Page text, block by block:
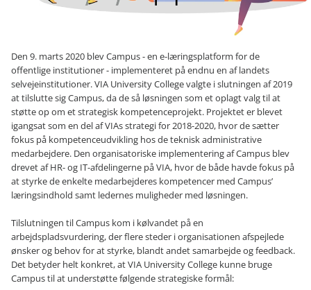
Den 9. marts 2020 blev Campus - en e-læringsplatform for de
offentlige institutioner - implementeret på endnu en af landets
selvejeinstitutioner. VIA University College valgte i slutningen af 2019
at tilslutte sig Campus, da de så løsningen som et oplagt valg til at
støtte op om et strategisk kompetenceprojekt. Projektet er blevet
igangsat som en del af VIAs strategi for 2018-2020, hvor de sætter
fokus på kompetenceudvikling hos de teknisk administrative
medarbejdere. Den organisatoriske implementering af Campus blev
drevet af HR- og IT-afdelingerne på VIA, hvor de både havde fokus på
at styrke de enkelte medarbejderes kompetencer med Campus’
læringsindhold samt ledernes muligheder med løsningen.
Tilslutningen til Campus kom i kølvandet på en
arbejdspladsvurdering, der flere steder i organisationen afspejlede
ønsker og behov for at styrke, blandt andet samarbejde og feedback.
Det betyder helt konkret, at VIA University College kunne bruge
Campus til at understøtte følgende strategiske formål: